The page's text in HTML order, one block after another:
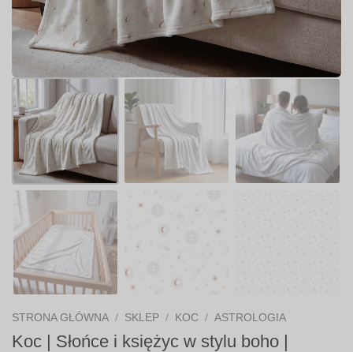
STRONA GŁÓWNA / SKLEP / KOC / ASTROLOGIA
Koc | Słońce i księżyc w stylu boho |